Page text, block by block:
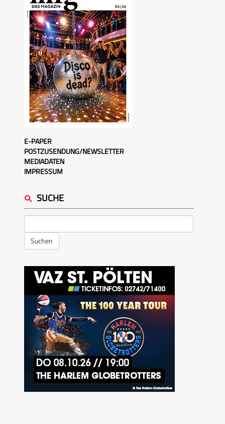
E-PAPER
POSTZUSENDUNG/NEWSLETTER
MEDIADATEN
IMPRESSUM
SUCHE
Suchen